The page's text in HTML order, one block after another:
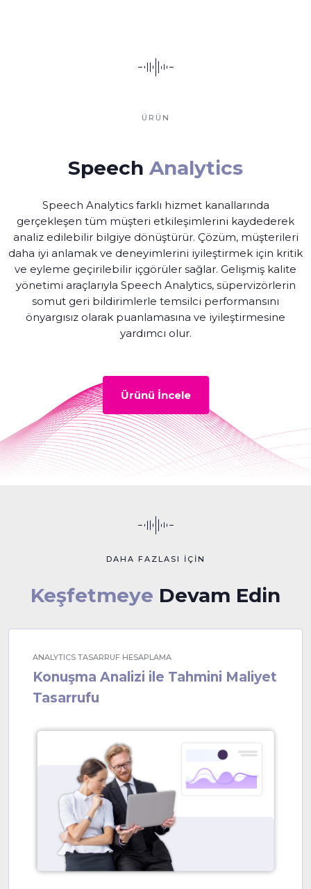
ÜRÜN
Speech Analytics
Speech Analytics farklı hizmet kanallarında
gerçekleşen tüm müşteri etkileşimlerini kaydederek
analiz edilebilir bilgiye dönüştürür. Çözüm, müşterileri
daha iyi anlamak ve deneyimlerini iyileştirmek için kritik
ve eyleme geçirilebilir içgörüler sağlar. Gelişmiş kalite
yönetimi araçlarıyla Speech Analytics, süpervizörlerin
somut geri bildirimlerle temsilci performansını
önyargısız olarak puanlamasına ve iyileştirmesine
yardımcı olur.
Ürünü İncele
DAHA FAZLASI İÇİN
Keşfetmeye Devam Edin
ANALYTICS TASARRUF HESAPLAMA
Konuşma Analizi ile Tahmini Maliyet
Tasarrufu